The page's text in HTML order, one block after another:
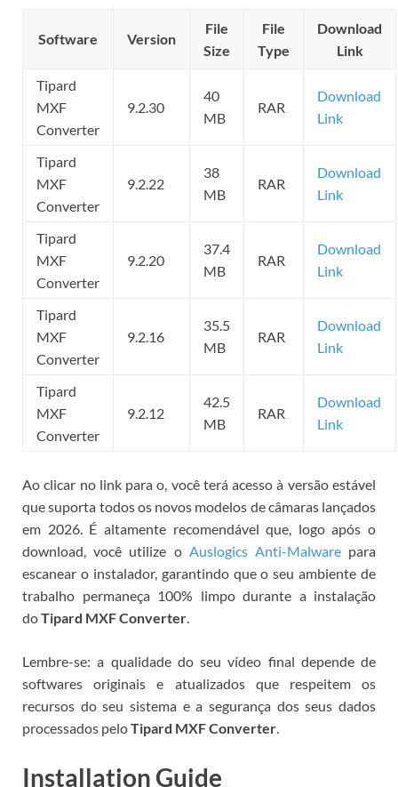
Software Version
File
Size
File
Type
Download
Link
Tipard
MXF
Converter
9.2.30
40
MB
RAR
Download
Link
Tipard
MXF
Converter
9.2.22
38
MB
RAR
Download
Link
Tipard
MXF
Converter
9.2.20
37.4
MB
RAR
Download
Link
Tipard
MXF
Converter
9.2.16
35.5
MB
RAR
Download
Link
Tipard
MXF
Converter
9.2.12
42.5
MB
RAR
Download
Link
Ao clicar no link para o, você terá acesso à versão estável
que suporta todos os novos modelos de câmaras lançados
em 2026. É altamente recomendável que, logo após o
download, você utilize o Auslogics Anti-Malwarepara
escanear o instalador, garantindo que o seu ambiente de
trabalho permaneça 100% limpo durante a instalação
doTipard MXF Converter.
Lembre-se: a qualidade do seu vídeo final depende de
softwares originais e atualizados que respeitem os
recursos do seu sistema e a segurança dos seus dados
processados peloTipard MXF Converter.
Installation Guide